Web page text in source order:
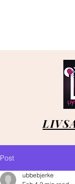
Post
ubbebjerke